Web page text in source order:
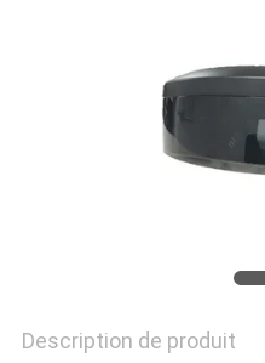
Description de produit